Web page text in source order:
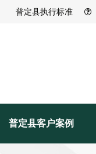
普定县执行标准
普定县客户案例